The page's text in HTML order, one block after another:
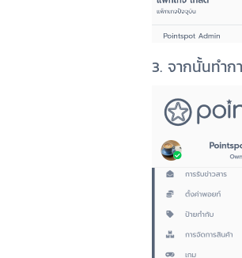
3. จากนั้นทำ